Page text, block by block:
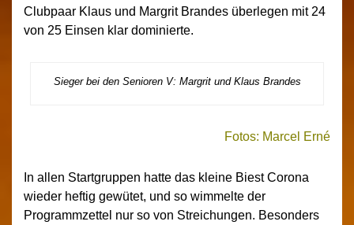
Clubpaar Klaus und Margrit Brandes überlegen mit 24
von 25 Einsen klar dominierte.
Sieger bei den Senioren V: Margrit und Klaus Brandes
Fotos: Marcel Erné
In allen Startgruppen hatte das kleine Biest Corona
wieder heftig gewütet, und so wimmelte der
Programmzettel nur so von Streichungen. Besonders